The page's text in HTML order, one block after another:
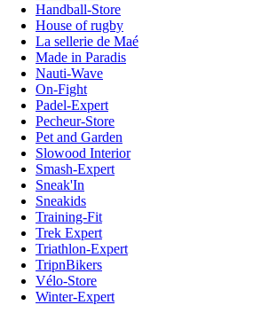
Handball-Store
House of rugby
La sellerie de Maé
Made in Paradis
Nauti-Wave
On-Fight
Padel-Expert
Pecheur-Store
Pet and Garden
Slowood Interior
Smash-Expert
Sneak'In
Sneakids
Training-Fit
Trek Expert
Triathlon-Expert
TripnBikers
Vélo-Store
Winter-Expert